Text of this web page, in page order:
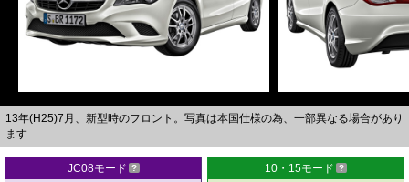
13年(H25)7月、新型時のフロント。写真は本国仕様の為、一部異なる場合があり
ます
JC08モード 10・15モード